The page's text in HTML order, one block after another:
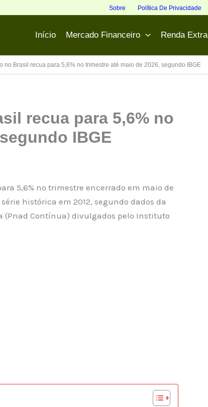
Sobre Política De Privacidade
Início Mercado Financeiro Renda Extra
no Brasil recua para 5,6% no trimestre até maio de 2026, segundo IBGE
recua para 5,6% no
IBGE
5,6% no trimestre encerrado em maio de
histórica em 2012, segundo dados da
(Pnad Contínua) divulgados pelo Instituto